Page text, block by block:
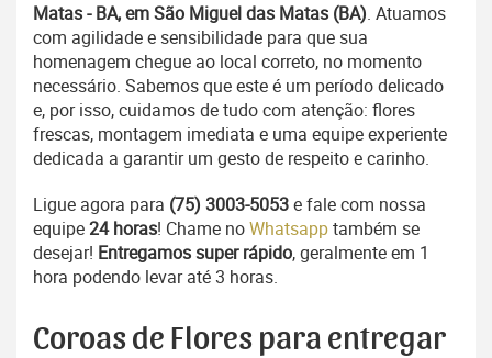
Matas - BA, em São Miguel das Matas (BA). Atuamos
com agilidade e sensibilidade para que sua
homenagem chegue ao local correto, no momento
necessário. Sabemos que este é um período delicado
e, por isso, cuidamos de tudo com atenção: flores
frescas, montagem imediata e uma equipe experiente
dedicada a garantir um gesto de respeito e carinho.
Ligue agora para (75) 3003-5053e fale com nossa
equipe24 horas! Chame noWhatsapptambém se
desejar! Entregamos super rápido, geralmente em 1
hora podendo levar até 3 horas.
Coroas de Flores para entregar